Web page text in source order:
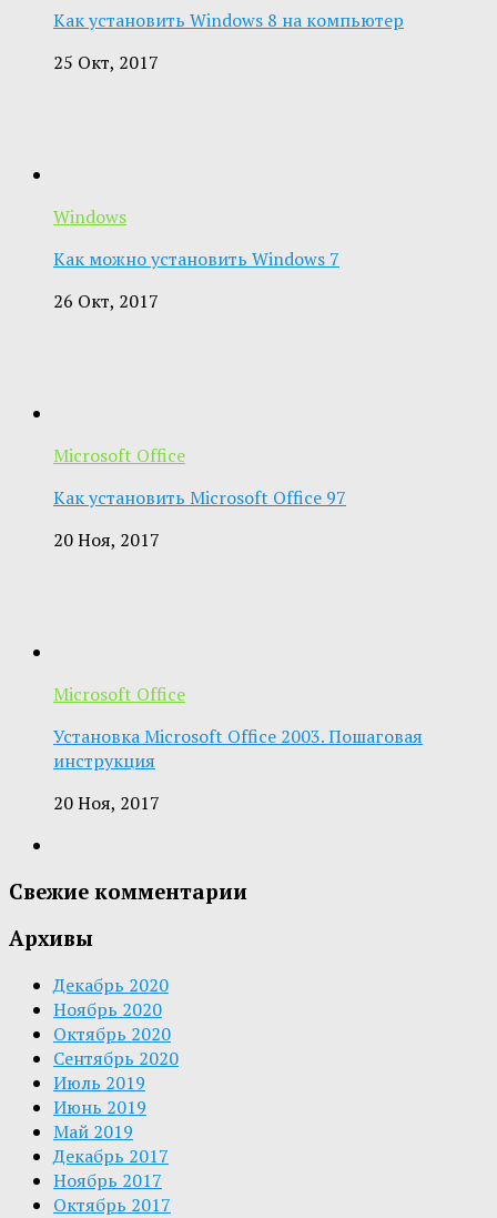
Как установить Windows 8 на компьютер
25 Окт, 2017
Windows
Как можно установить Windows 7
26 Окт, 2017
Microsoft Office
Как установить Microsoft Office 97
20 Ноя, 2017
Microsoft Office
Установка Microsoft Office 2003. Пошаговая
инструкция
20 Ноя, 2017
Свежие комментарии
Архивы
Декабрь 2020
Ноябрь 2020
Октябрь 2020
Сентябрь 2020
Июль 2019
Июнь 2019
Май 2019
Декабрь 2017
Ноябрь 2017
Октябрь 2017